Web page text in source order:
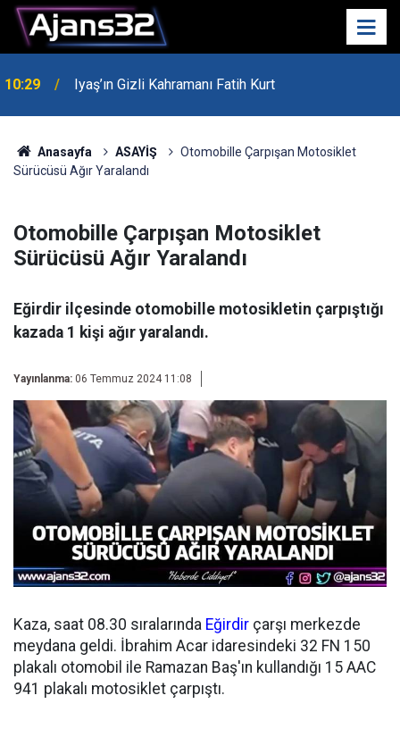
10:29 Iyaş’ın Gizli Kahramanı Fatih Kurt
00:52 Isparta'da Asker Eğlencesinde Kavga Çıktı
Anasayfa ASAYİŞ
Otomobille Çarpışan Motosiklet
Sürücüsü Ağır Yaralandı
Otomobille Çarpışan Motosiklet
Sürücüsü Ağır Yaralandı
Eğirdir ilçesinde otomobille motosikletin çarpıştığı
kazada 1 kişi ağır yaralandı.
Yayınlanma: 06 Temmuz 2024 11:08
Kaza, saat 08.30 sıralarında Eğirdir çarşı merkezde
meydana geldi. İbrahim Acar idaresindeki 32 FN 150
plakalı otomobil ile Ramazan Baş'ın kullandığı 15 AAC
941 plakalı motosiklet çarpıştı.